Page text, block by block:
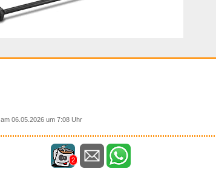
am 06.05.2026 um 7:08 Uhr
2